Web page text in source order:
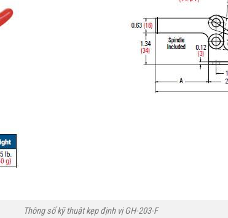
Thông số kỹ thuật kẹp định vị GH-203-F